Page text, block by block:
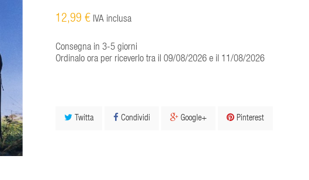
12,99 € IVA inclusa
Consegna in 3-5 giorni
Ordinalo ora per riceverlo tra il 09/08/2026 e il 11/08/2026
Twitta Condividi Google+ Pinterest